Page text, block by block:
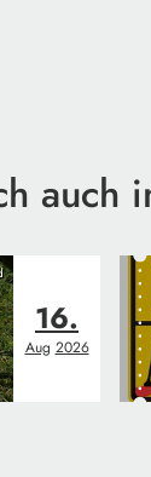
auch
16.
Aug 2026